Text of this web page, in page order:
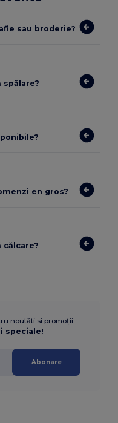
sau broderie?
spălare?
en gros?
călcare?
noutăti si promoții
speciale!
Abonare